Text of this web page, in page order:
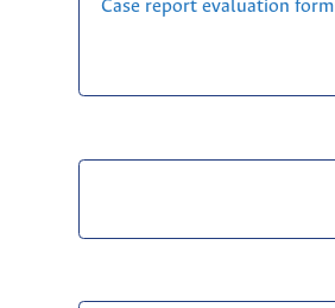
Case report evaluation form